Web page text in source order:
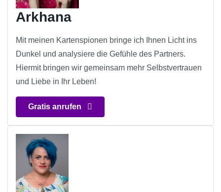
Arkhana
Mit meinen Kartenspionen bringe ich Ihnen Licht ins
Dunkel und analysiere die Gefühle des Partners.
Hiermit bringen wir gemeinsam mehr Selbstvertrauen
und Liebe in Ihr Leben!
Gratis anrufen